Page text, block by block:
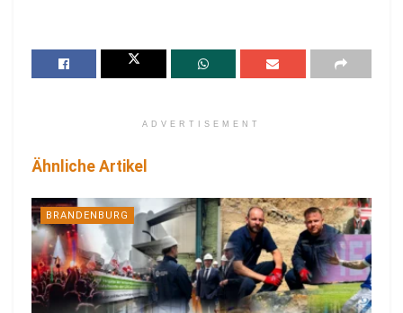
ADVERTISEMENT
Ähnliche Artikel
BRANDENBURG